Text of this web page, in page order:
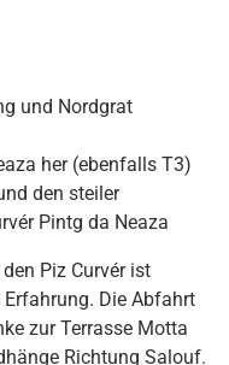
und Nordgrat
her (ebenfalls T3)
den steiler
Pintg da Neaza
Piz Curvér ist
Die Abfahrt
zur Terrasse Motta
Richtung Salouf.